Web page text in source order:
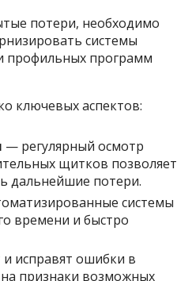
потери, необходимо
системы
профильных программ
ключевых аспектов:
— регулярный осмотр
щитков позволяет
дальнейшие потери.
системы
времени и быстро
исправят ошибки в
на признаки возможных